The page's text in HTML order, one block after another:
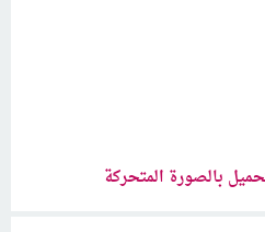
بالصورة المتحركة